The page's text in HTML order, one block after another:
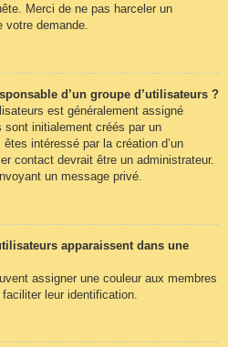
Merci de ne pas harceler un
votre demande.
d’un groupe d’utilisateurs ?
est généralement assigné
sont initialement créés par un
intéressé par la création d’un
contact devrait être un administrateur.
un message privé.
apparaissent dans une
assigner une couleur aux membres
leur identification.